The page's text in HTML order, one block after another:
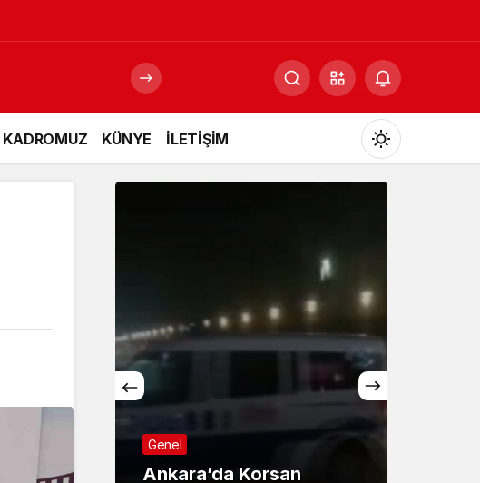
KADROMUZ KÜNYE İLETİŞİM
Mod
değiştir
Gündüz modunu seçin.
Gece Modu
Sistem Modu
Genel
Ankara’da Korsan